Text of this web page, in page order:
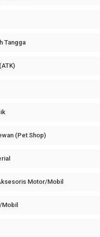
Tangga
(Pet Shop)
Motor/Mobil